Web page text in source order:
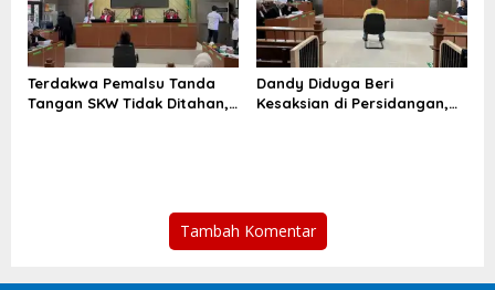
Terdakwa Pemalsu Tanda
Tangan SKW Tidak Ditahan,
Dandy Diduga Beri
Kesaksian di Persidangan,
Tambah Komentar